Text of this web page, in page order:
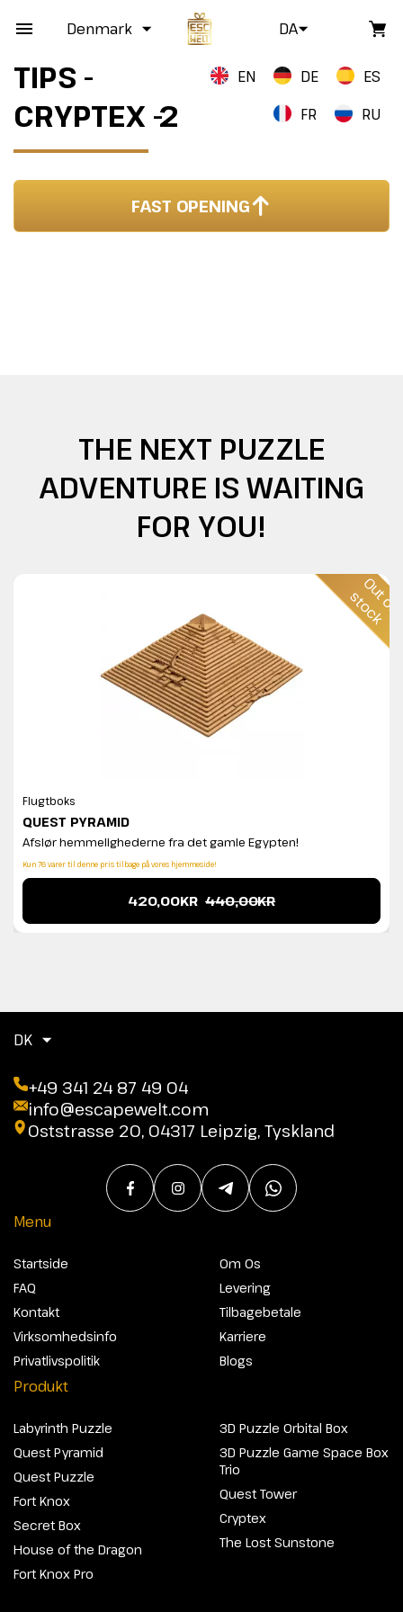
Denmark DA
TIPS -
CRYPTEX -2
EN DE
ES
FR
RU
FAST OPENING
THE NEXT PUZZLE
ADVENTURE IS WAITING
FOR YOU!
O
u
t
o
f
s
t
o
c
k
Flugtboks
QUEST PYRAMID
Afslør hemmelighederne fra det gamle Egypten!
Kun 76 varer til denne pris tilbage på vores hjemmeside!
420,00KR 440,00KR
DK
+49 341 24 87 49 04
info@escapewelt.com
Oststrasse 20, 04317 Leipzig, Tyskland
Menu
Startside
FAQ
Kontakt
Virksomhedsinfo
Privatlivspolitik
Om Os
Levering
Tilbagebetale
Karriere
Blogs
Produkt
Labyrinth Puzzle
Quest Pyramid
Quest Puzzle
Fort Knox
Secret Box
House of the Dragon
Fort Knox Pro
3D Puzzle Orbital Box
3D Puzzle Game Space Box
Trio
Quest Tower
Cryptex
The Lost Sunstone